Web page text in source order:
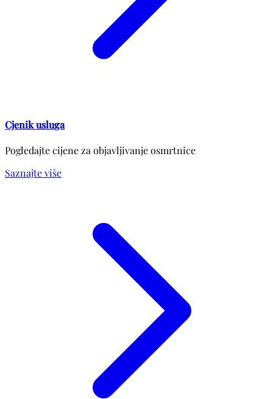
Cjenik usluga
Pogledajte cijene za objavljivanje osmrtnice
Saznajte više